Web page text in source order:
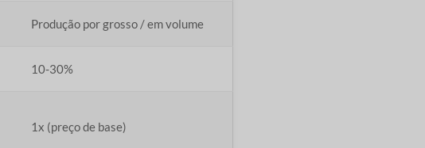
Produção por grosso / em volume
10-30%
1x (preço de base)